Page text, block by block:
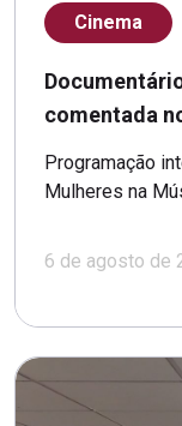
Cinema
comentada
Programação
Mulheres na
6 de agosto de